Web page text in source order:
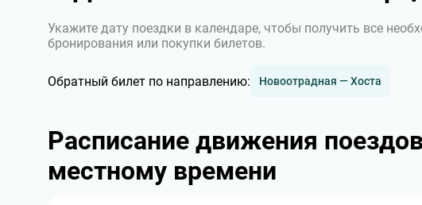
Укажите дату поездки в календаре, чтобы получить все
бронирования или покупки билетов.
Обратный билет по направлению: Новоотрадная — Хоста
Расписание движения
местному времени